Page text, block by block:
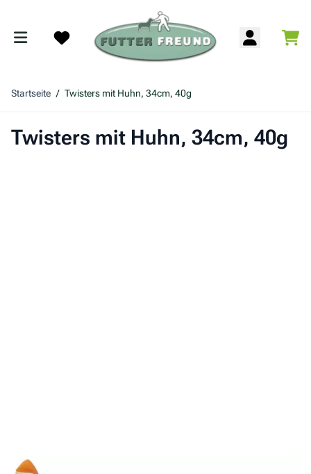
Startseite / Twisters mit Huhn, 34cm, 40g
Twisters mit Huhn, 34cm, 40g